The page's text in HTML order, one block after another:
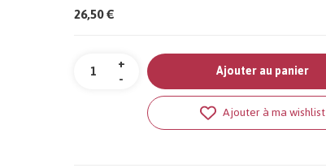
26,50 €
Quantité +
-
Ajouter au panier
Ajouter à ma wishlist